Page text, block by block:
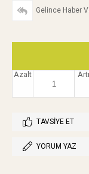
Gelince Haber
Azalt
TAVSIYE ET
YORUM YAZ